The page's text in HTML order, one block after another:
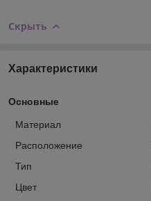
Скрыть
Характеристики
Основные
Материал
Расположение
Тип
Цвет